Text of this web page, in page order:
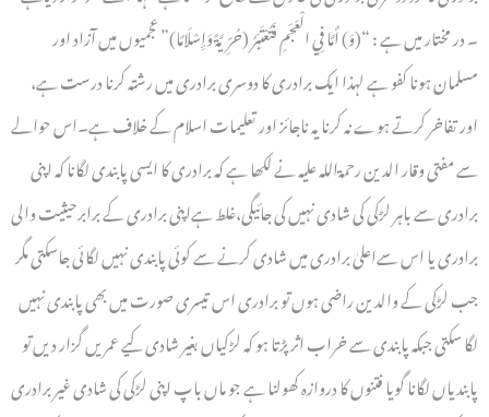
۔ در مختار میں ہے : “(وَ) أَمَّا فِي الْعَجَمِ فَتُعْتَبَرُ (حُرِّيَّةً وَإِسْلَامًا)” عجمیوں میں آزاد اور
مسلمان ہونا کفو ہے لہذا ایک برادری کا دوسری برادری میں رشتہ کرنا درست ہے،
اور تفاخر کرتے ہوے نہ کرنا یہ ناجائز اور تعلیمات اسلام کے خلاف ہے۔اس حوالے
سے مفتی وقار الدین رحمۃاللہ علیہ نے لکھا ہے کہ برادری کا ایسی پابندی لگانا کہ اپنی
برادری سے باہر لڑکی کی شادی نہیں کی جائیگی،غلط ہےاپنی برادری کے برابرحیثیت والی
برادری یا اس سےاعلیٰ برادری میں شادی کرنے سے کوئی پابندی نہیں لگائی جاسکتی مگر
جب لڑکی کے والدین راضی ہوں تو برادری اس تیسری صورت میں بھی پابندی نہیں
لگا سکتی جبکہ پابندی سے خراب اثر پڑتا ہو کہ لڑکیاں بغیر شادی کیے عمریں گزار دیں تو
پابندیاں لگانا گویا فتنوں کا دروازہ کھولنا ہے جو ماں باپ اپنی لڑکی کی شادی غیر برادری